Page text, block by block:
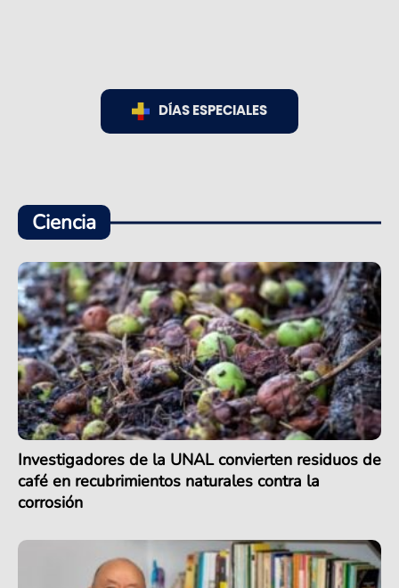
DÍAS ESPECIALES
Ciencia
Investigadores de la UNAL convierten residuos de
café en recubrimientos naturales contra la
corrosión